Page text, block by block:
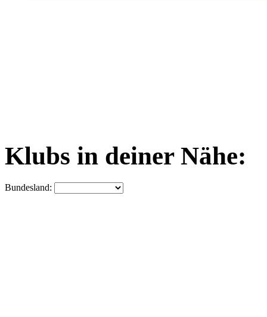
Klubs in deiner Nähe:
Bundesland: